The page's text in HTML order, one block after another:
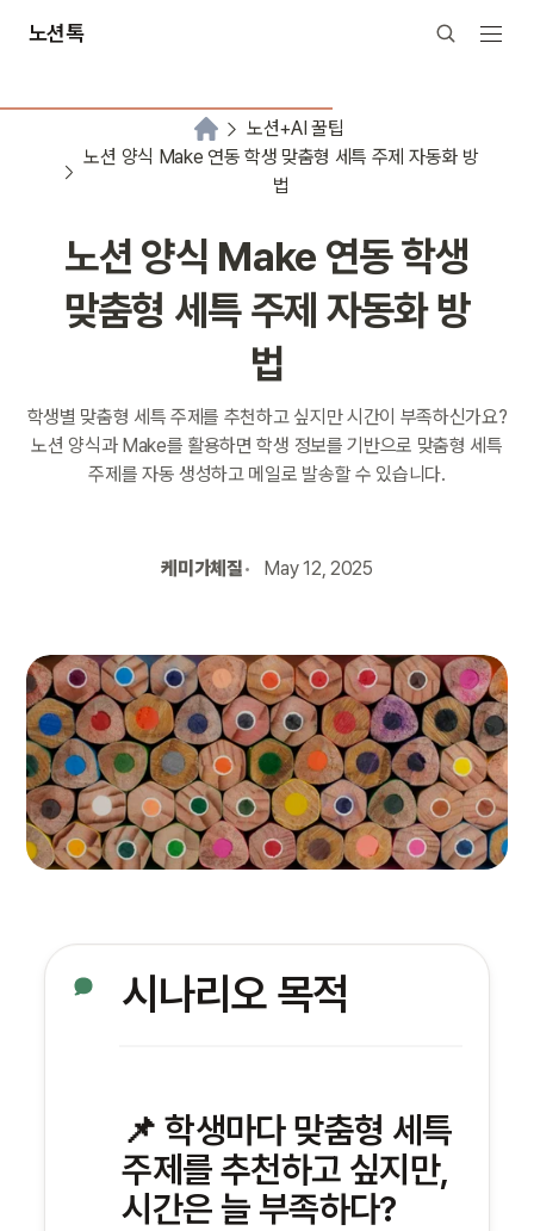
노션톡
노션+AI 꿀팁
노션 양식 Make 연동 학생 맞춤형 세특 주제 자동화 방
법
노션 양식 Make 연동 학생
맞춤형 세특 주제 자동화 방
법
학생별 맞춤형 세특 주제를 추천하고 싶지만 시간이 부족하신가요?
노션 양식과 Make를 활용하면 학생 정보를 기반으로 맞춤형 세특
주제를 자동 생성하고 메일로 발송할 수 있습니다.
케미가체질 May 12, 2025
시나리오 목적
📌 학생마다 맞춤형 세특
주제를 추천하고 싶지만,
시간은 늘 부족하다?